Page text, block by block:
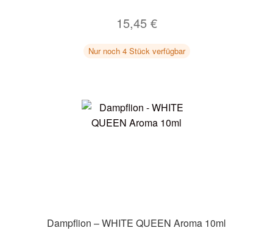
15,45 €
Nur noch 4 Stück verfügbar
Dampflion – WHITE QUEEN Aroma 10ml